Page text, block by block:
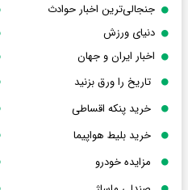
جنجالی‌ترین اخبار حوادث
دنیای ورزش
اخبار ایران و جهان
تاریخ را ورق بزنید
خرید پنکه اقساطی
خرید بلیط هواپیما
مزایده خودرو